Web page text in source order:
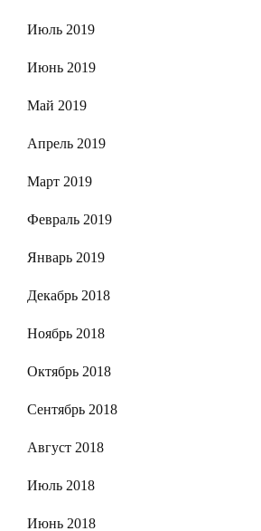
Июль 2019
Июнь 2019
Май 2019
Апрель 2019
Март 2019
Февраль 2019
Январь 2019
Декабрь 2018
Ноябрь 2018
Октябрь 2018
Сентябрь 2018
Август 2018
Июль 2018
Июнь 2018